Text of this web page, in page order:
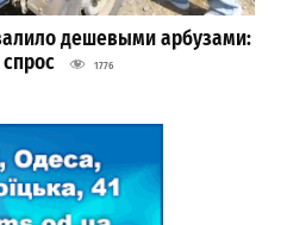
дешевыми арбузами:
1776